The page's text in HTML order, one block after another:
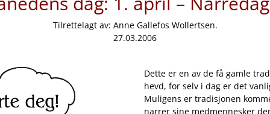
Tilrettelagt av: Anne Gallefos Wollertsen.
27.03.2006
Dette er en av de få gamle
hevd, for selv i dag er det
Muligens er tradisjonen
narrer sine medmennesker